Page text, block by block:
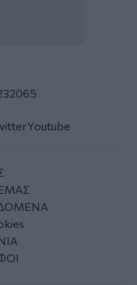
Youtube